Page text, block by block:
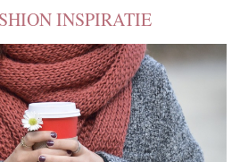
INSPIRATIE